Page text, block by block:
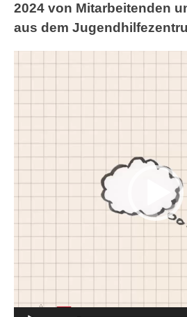
2024 von Mitarbeitenden
aus dem
Player